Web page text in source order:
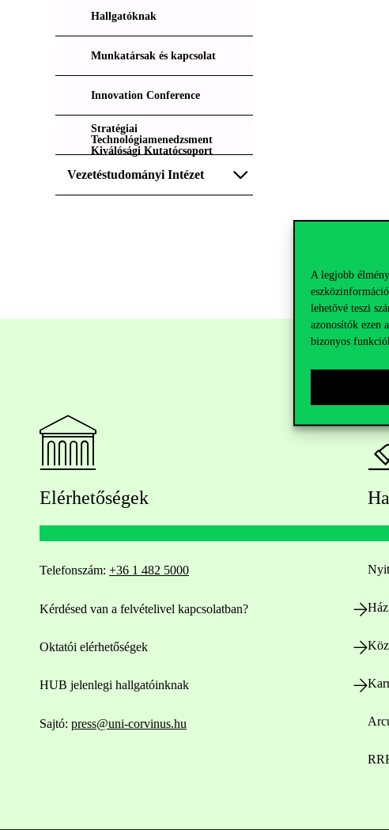
A legjobb
lehetővé teszi
azonosítók ezen
bizonyos
Hallgatóknak
Munkatársak és kapcsolat
Innovation Conference
Stratégiai
Technológiamenedzsment
Kiválósági Kutatócsoport
Vezetéstudományi Intézet
Elérhetőségek
Telefonszám: +36 1 482 5000
Kérdésed van a felvételivel kapcsolatban?
Oktatói elérhetőségek
HUB jelenlegi hallgatóinknak
Sajtó: press@uni-corvinus.hu